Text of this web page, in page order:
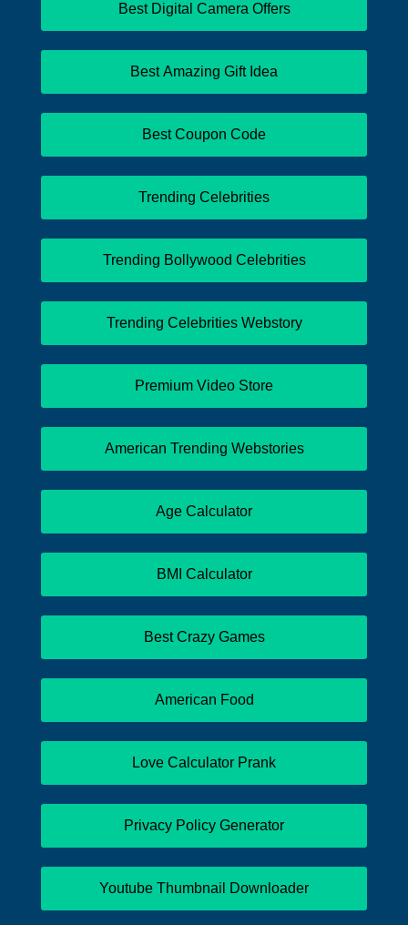
Best Digital Camera Offers
Best Amazing Gift Idea
Best Coupon Code
Trending Celebrities
Trending Bollywood Celebrities
Trending Celebrities Webstory
Premium Video Store
American Trending Webstories
Age Calculator
BMI Calculator
Best Crazy Games
American Food
Love Calculator Prank
Privacy Policy Generator
Youtube Thumbnail Downloader